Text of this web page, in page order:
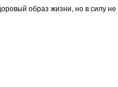
образ жизни, но в